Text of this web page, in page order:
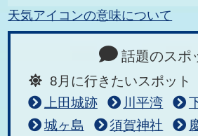
天気アイコンの意味について
話題のスポ
8月に行きたいスポット
上田城跡
川平湾
城ヶ島
須賀神社